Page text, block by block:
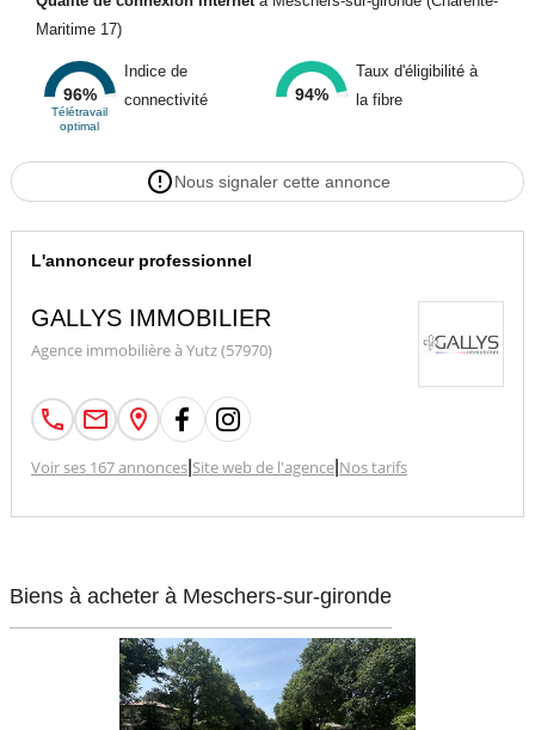
Maritime 17)
96%
Télétravail
optimal
Indice de
connectivité
94%
Taux d'éligibilité à
la fibre
Nous signaler cette annonce
L'annonceur professionnel
GALLYS IMMOBILIER
Agence immobilière à Yutz (57970)
Voir ses 167 annonces| Site web de l'agence| Nos tarifs
Biens à acheter à Meschers-sur-gironde